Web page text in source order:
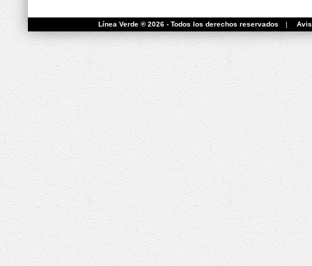
Línea Verde ® 2026 - Todos los derechos reservados |